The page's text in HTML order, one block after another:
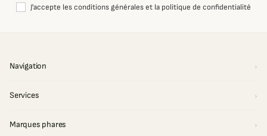
J'accepte les conditions générales et la politique de confidentialité
Navigation
Services
Marques phares